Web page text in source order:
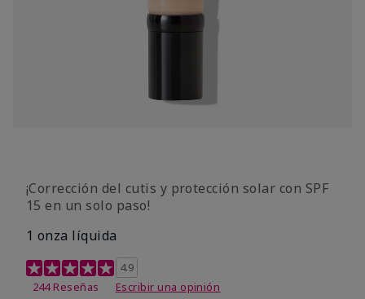
¡Corrección del cutis y protección solar con SPF
15 en un solo paso!
1 onza líquida
Calificación de clientes de 3,7 de 5
4.9
244 Reseñas
Escribir una opinión